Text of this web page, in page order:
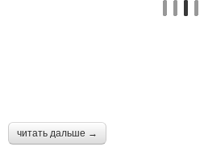
читать дальше →